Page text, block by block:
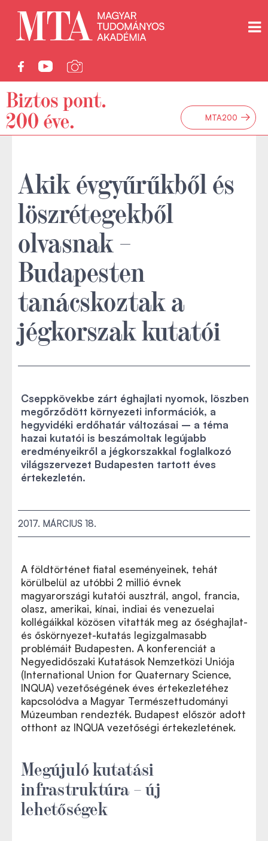
MTA200 →
Akik évgyűrűkből és
löszrétegekből
olvasnak –
Budapesten
tanácskoztak a
jégkorszak kutatói
Cseppkövekbe zárt éghajlati nyomok, löszben
megőrződött környezeti információk, a
hegyvidéki erdőhatár változásai – a téma
hazai kutatói is beszámoltak legújabb
eredményeikről a jégkorszakkal foglalkozó
világszervezet Budapesten tartott éves
értekezletén.
2017. MÁRCIUS 18.
A földtörténet fiatal eseményeinek, tehát
körülbelül az utóbbi 2 millió évnek
magyarországi kutatói ausztrál, angol, francia,
olasz, amerikai, kínai, indiai és venezuelai
kollégáikkal közösen vitatták meg az őséghajlat-
és őskörnyezet-kutatás legizgalmasabb
problémáit Budapesten. A konferenciát a
Negyedidőszaki Kutatások Nemzetközi Uniója
(International Union for Quaternary Science,
További információk az INQUA tevékenységéről a
szervezet magyar nemzeti bizottságának honlapján
INQUA) vezetőségének éves értekezletéhez
kapcsolódva a Magyar Természettudományi
Múzeumban rendezték. Budapest először adott
otthont az INQUA vezetőségi értekezletének.
Megújuló kutatási
infrastruktúra – új
lehetőségek